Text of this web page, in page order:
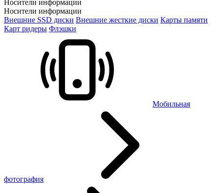
Носители информации
Носители информации
Внешние SSD диски Внешние жесткие диски Карты памяти
Карт ридеры Флэшки
Мобильная
фотография